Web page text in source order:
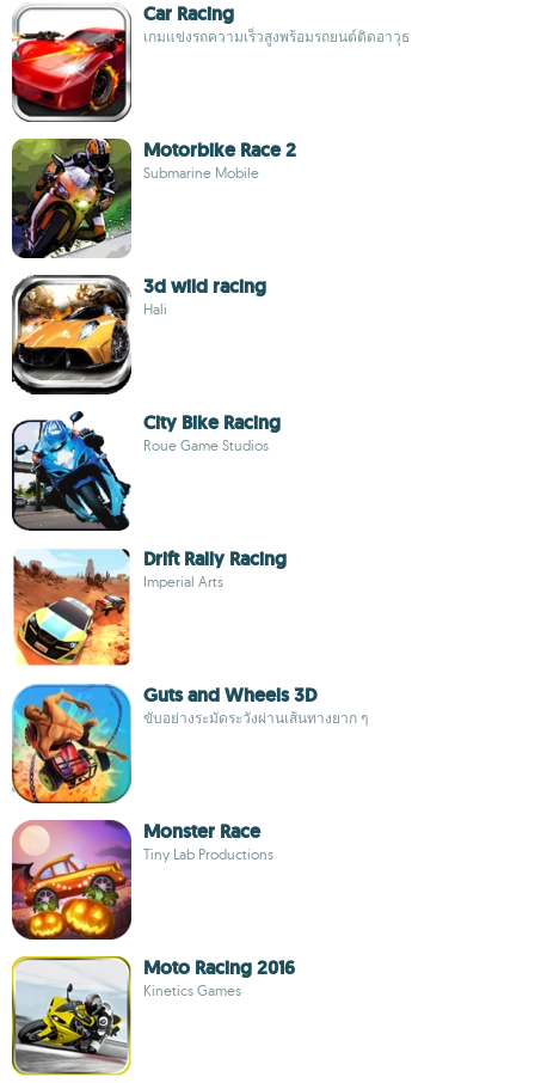
Car Racing
เกมแข่งรถความเร็วสูงพร้อมรถยนต์ติดอาวุธ
Motorbike Race 2
Submarine Mobile
3d wild racing
Hali
City Bike Racing
Roue Game Studios
Drift Rally Racing
Imperial Arts
Guts and Wheels 3D
ขับอย่างระมัดระวังผ่านเส้นทางยาก ๆ
Monster Race
Tiny Lab Productions
Moto Racing 2016
Kinetics Games